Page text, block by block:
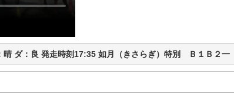
晴 ダ：良 発走時刻17:35 如月（きさらぎ）特別 Ｂ１Ｂ２一